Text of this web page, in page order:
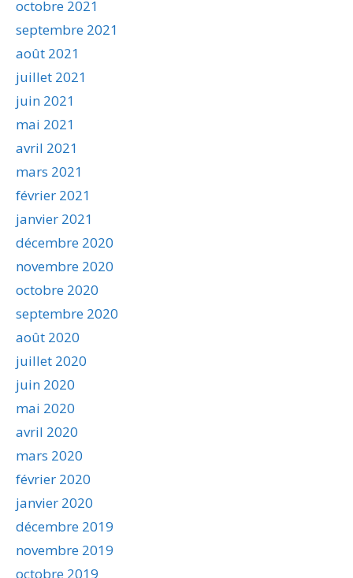
octobre 2021
septembre 2021
août 2021
juillet 2021
juin 2021
mai 2021
avril 2021
mars 2021
février 2021
janvier 2021
décembre 2020
novembre 2020
octobre 2020
septembre 2020
août 2020
juillet 2020
juin 2020
mai 2020
avril 2020
mars 2020
février 2020
janvier 2020
décembre 2019
novembre 2019
octobre 2019